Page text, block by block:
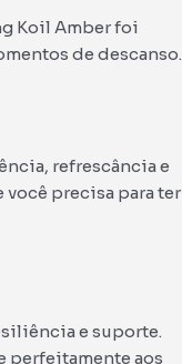
Koil Amber foi
de descanso.
refrescância e
precisa para ter
e suporte.
perfeitamente aos